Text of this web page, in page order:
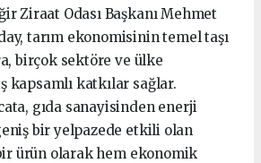
Ziraat Odası Başkanı Mehmet
tarım ekonomisinin temel taşı
birçok sektöre ve ülke
kapsamlı katkılar sağlar.
gıda sanayisinden enerji
bir yelpazede etkili olan
ürün olarak hem ekonomik